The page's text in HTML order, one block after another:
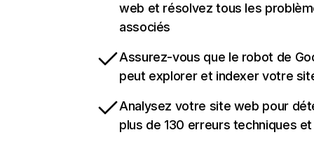
web et résolvez tous les
associés
Assurez-vous que le robot de
peut explorer et indexer votre
Analysez votre site web pour
plus de 130 erreurs techniques et